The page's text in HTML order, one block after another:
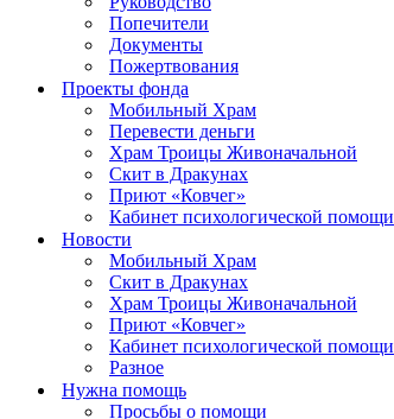
Попечители
Документы
Пожертвования
Проекты фонда
Мобильный Храм
Перевести деньги
Храм Троицы Живоначальной
Скит в Дракунах
Приют «Ковчег»
Кабинет психологической помощи
Новости
Мобильный Храм
Скит в Дракунах
Храм Троицы Живоначальной
Приют «Ковчег»
Кабинет психологической помощи
Разное
Нужна помощь
Просьбы о помощи